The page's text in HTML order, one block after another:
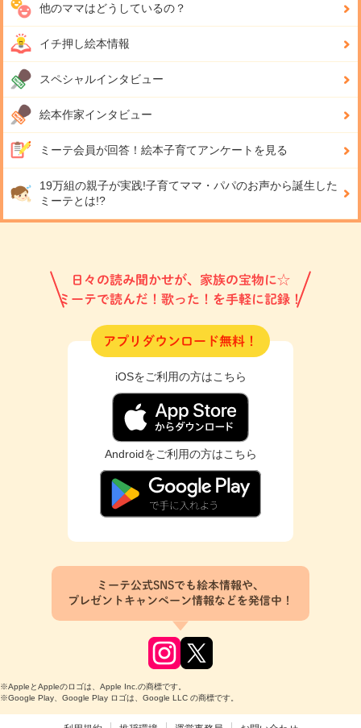
他のママはどうしているの？
イチ押し絵本情報
スペシャルインタビュー
絵本作家インタビュー
ミーテ会員が回答！ 絵本子育てアンケートを見る
19万組の親子が実践!子育てママ・パパのお声から誕生した
ミーテとは!?
日々の読み聞かせが、家族の宝物に☆
ミーテで読んだ！歌った！を手軽に記録！
アプリダウンロード無料！
iOSをご利用の方はこちら
Androidをご利用の方はこちら
ミーテ公式SNSでも絵本情報や、
プレゼントキャンペーン情報などを発信中！
※AppleとAppleのロゴは、Apple Inc.の商標です。
※Google Play、Google Play ロゴは、Google LLC の商標です。